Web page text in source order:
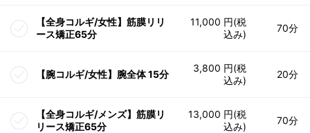
【全身コルギ/女性】筋膜リリ
ース矯正65分
11,000 円(税
込み)
70分
【腕コルギ/女性】腕全体 15分
3,800 円(税
込み)
20分
【全身コルギ/メンズ】筋膜リ
リース矯正65分
13,000 円(税
込み)
70分